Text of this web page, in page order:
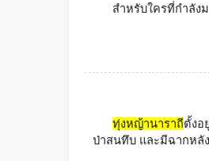
สำหรับใครที่กำลัง
ทุ่งหญ้านาราถีตั้งอ
ป่าสนทึบ และมีฉากหลั